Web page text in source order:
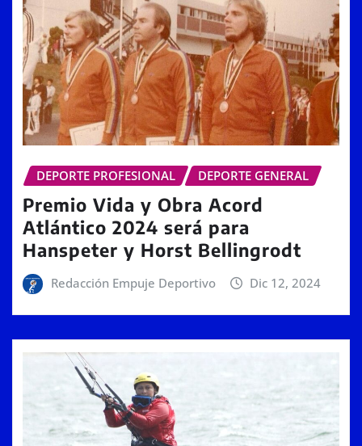
DEPORTE PROFESIONAL DEPORTE GENERAL
Premio Vida y Obra Acord
Atlántico 2024 será para
Hanspeter y Horst Bellingrodt
Redacción Empuje Deportivo Dic 12, 2024